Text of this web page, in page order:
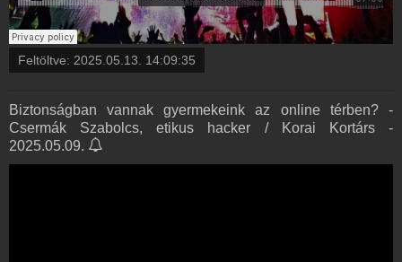
Feltöltve: 2025.05.13. 14:09:35
Biztonságban vannak gyermekeink az online térben? -
Csermák Szabolcs, etikus hacker / Korai Kortárs -
2025.05.09.